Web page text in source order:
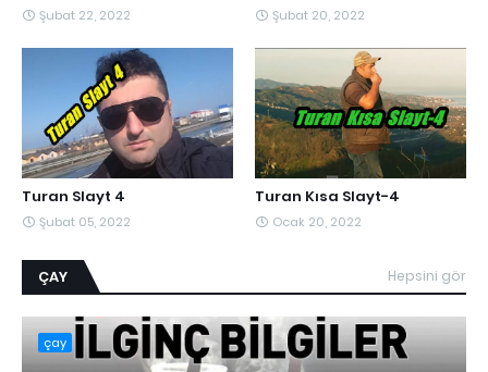
Şubat 22, 2022 Şubat 20, 2022
Turan Slayt 4
Şubat 05, 2022
Turan Kısa Slayt-4
Ocak 20, 2022
ÇAY Hepsini gör
çay